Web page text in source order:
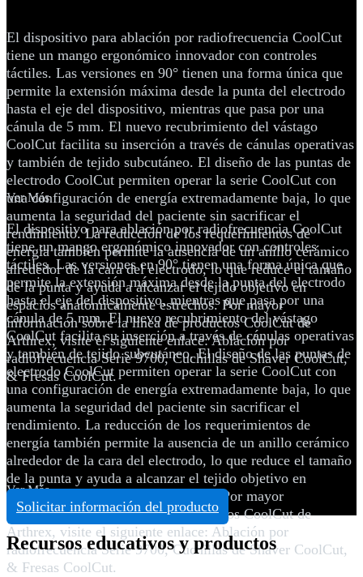
El dispositivo para ablación por radiofrecuencia CoolCut
tiene un mango ergonómico innovador con controles
táctiles. Las versiones en 90° tienen una forma única que
permite la extensión máxima desde la punta del electrodo
hasta el eje del dispositivo, mientras que pasa por una
cánula de 5 mm. El nuevo recubrimiento del vástago
CoolCut facilita su inserción a través de cánulas operativas
y también de tejido subcutáneo. El diseño de las puntas de
electrodo CoolCut permiten operar la serie CoolCut con
una configuración de energía extremadamente baja, lo que
aumenta la seguridad del paciente sin sacrificar el
rendimiento. La reducción de los requerimientos de
energía también permite la ausencia de un anillo cerámico
alrededor de la cara del electrodo, lo que reduce el tamaño
de la punta y ayuda a alcanzar el tejido objetivo en
espacios anatómicamente estrechos. Por mayor
información sobre la línea de productos CoolCut de
Arthrex, visite el siguiente enlace: Ablación por
radiofrecuencia Serie 9700, Cuchillas de Shaver CoolCut,
& Fresas CoolCut.
Ver Más
El dispositivo para ablación por radiofrecuencia CoolCut
tiene un mango ergonómico innovador con controles
táctiles. Las versiones en 90° tienen una forma única que
permite la extensión máxima desde la punta del electrodo
hasta el eje del dispositivo, mientras que pasa por una
cánula de 5 mm. El nuevo recubrimiento del vástago
CoolCut facilita su inserción a través de cánulas operativas
y también de tejido subcutáneo. El diseño de las puntas de
electrodo CoolCut permiten operar la serie CoolCut con
una configuración de energía extremadamente baja, lo que
aumenta la seguridad del paciente sin sacrificar el
rendimiento. La reducción de los requerimientos de
energía también permite la ausencia de un anillo cerámico
alrededor de la cara del electrodo, lo que reduce el tamaño
de la punta y ayuda a alcanzar el tejido objetivo en
espacios anatómicamente estrechos. Por mayor
información sobre la línea de productos CoolCut de
Arthrex, visite el siguiente enlace: Ablación por
radiofrecuencia Serie 9700, Cuchillas de Shaver CoolCut,
& Fresas CoolCut.
Ver Más
Solicitar información del producto
Recursos educativos y productos